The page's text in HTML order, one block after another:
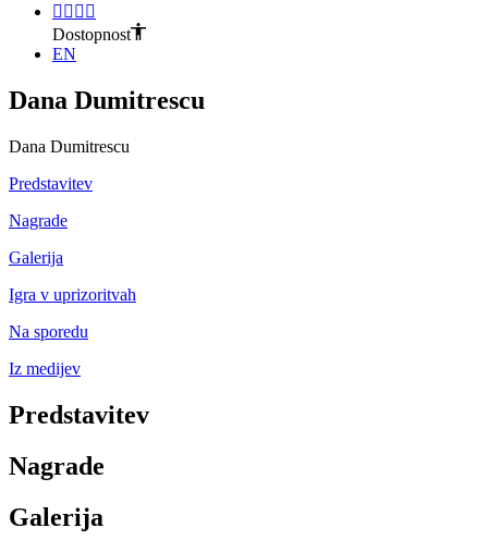
Dostopnost
EN
Dana Dumitrescu
Dana Dumitrescu
Predstavitev
Nagrade
Galerija
Igra v uprizoritvah
Na sporedu
Iz medijev
Predstavitev
Nagrade
Galerija